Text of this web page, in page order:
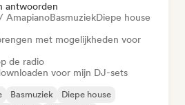
antwoorden
AmapianoBasmuziekDiepe house
met mogelijkheden voor
de radio
voor mijn DJ-sets
Basmuziek
Diepe house